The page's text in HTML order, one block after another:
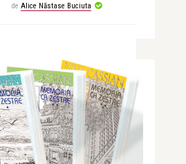
de Alice Năstase Buciuta